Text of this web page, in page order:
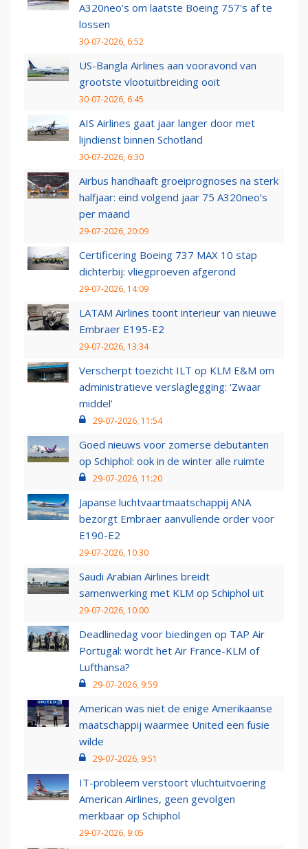
A320neo's om laatste Boeing 757's af te
lossen
30-07-2026, 6:52
US-Bangla Airlines aan vooravond van
grootste vlootuitbreiding ooit
30-07-2026, 6:45
AIS Airlines gaat jaar langer door met
lijndienst binnen Schotland
30-07-2026, 6:30
Airbus handhaaft groeiprognoses na sterk
halfjaar: eind volgend jaar 75 A320neo’s
per maand
29-07-2026, 20:09
Certificering Boeing 737 MAX 10 stap
dichterbij: vliegproeven afgerond
29-07-2026, 14:09
LATAM Airlines toont interieur van nieuwe
Embraer E195-E2
29-07-2026, 13:34
Verscherpt toezicht ILT op KLM E&M om
administratieve verslaglegging: ‘Zwaar
middel’
29-07-2026, 11:54
Goed nieuws voor zomerse debutanten
op Schiphol: ook in de winter alle ruimte
29-07-2026, 11:20
Japanse luchtvaartmaatschappij ANA
bezorgt Embraer aanvullende order voor
E190-E2
29-07-2026, 10:30
Saudi Arabian Airlines breidt
samenwerking met KLM op Schiphol uit
29-07-2026, 10:00
Deadlinedag voor biedingen op TAP Air
Portugal: wordt het Air France-KLM of
Lufthansa?
29-07-2026, 9:59
American was niet de enige Amerikaanse
maatschappij waarmee United een fusie
wilde
29-07-2026, 9:51
IT-probleem verstoort vluchtuitvoering
American Airlines, geen gevolgen
merkbaar op Schiphol
29-07-2026, 9:05